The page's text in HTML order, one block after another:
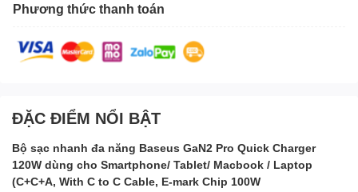
Phương thức thanh toán
ĐẶC ĐIỂM NỔI BẬT
Bộ sạc nhanh đa năng Baseus GaN2 Pro Quick Charger
120W dùng cho Smartphone/ Tablet/ Macbook / Laptop
(C+C+A, With C to C Cable, E-mark Chip 100W